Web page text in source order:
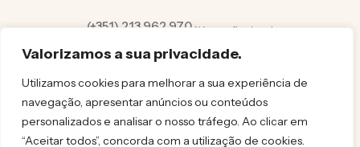
Valorizamos a sua privacidade.
Utilizamos cookies para melhorar a sua experiência de
navegação, apresentar anúncios ou conteúdos
personalizados e analisar o nosso tráfego. Ao clicar em
“Aceitar todos”, concorda com a utilização de cookies.
(+351) 213 962 970Número fixo local
info@felicita.pt
© FELICITA 2025